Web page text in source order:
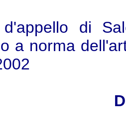
di
a norma